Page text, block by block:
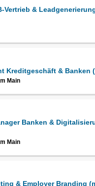
Vertrieb &
Kreditgeschäft & Banken
Main
Banken &
Main
& Employer Branding